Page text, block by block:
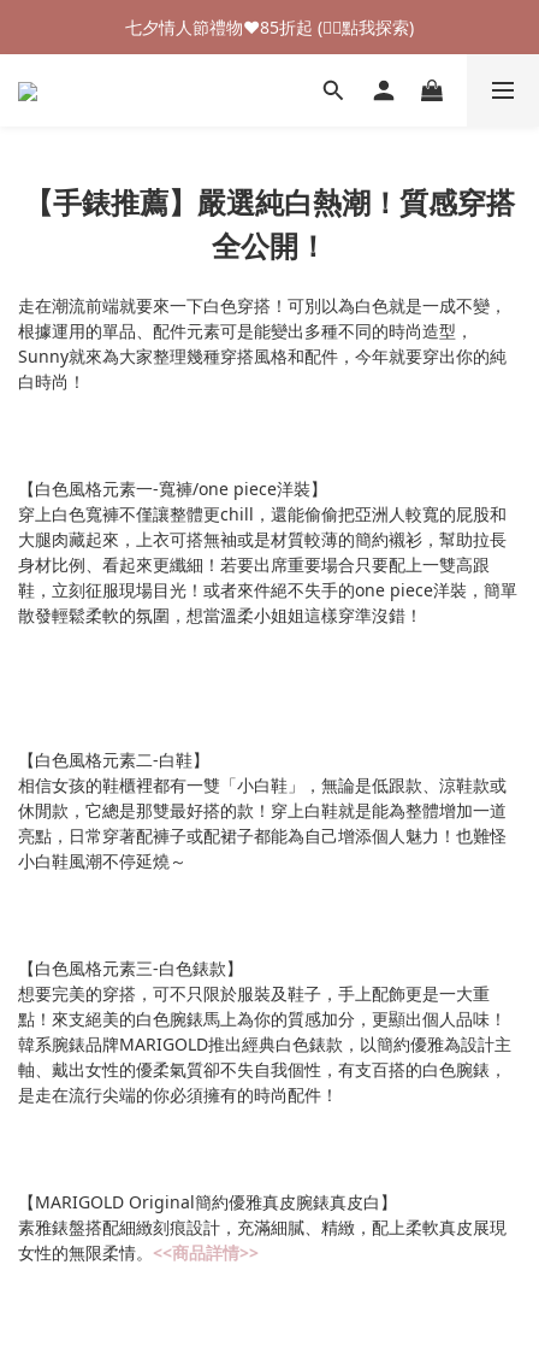
加入新會員領$100購物金💰 (👉🏻點我領取)
七夕情人節禮物❤85折起 (👉🏻點我探索)
加入新會員領$100購物金💰 (👉🏻點我領取)
【手錶推薦】嚴選純白熱潮！質感穿搭
全公開！
走在潮流前端就要來一下白色穿搭！可別以為白色就是一成不變，
根據運用的單品、配件元素可是能變出多種不同的時尚造型，
Sunny就來為大家整理幾種穿搭風格和配件，今年就要穿出你的純
白時尚！
【白色風格元素一-寬褲/one piece洋裝】
穿上白色寬褲不僅讓整體更chill，還能偷偷把亞洲人較寬的屁股和
大腿肉藏起來，上衣可搭無袖或是材質較薄的簡約襯衫，幫助拉長
身材比例、看起來更纖細！若要出席重要場合只要配上一雙高跟
鞋，立刻征服現場目光！或者來件絕不失手的one piece洋裝，簡單
散發輕鬆柔軟的氛圍，想當溫柔小姐姐這樣穿準沒錯！
【白色風格元素二-白鞋】
相信女孩的鞋櫃裡都有一雙「小白鞋」，無論是低跟款、涼鞋款或
休閒款，它總是那雙最好搭的款！穿上白鞋就是能為整體增加一道
亮點，日常穿著配褲子或配裙子都能為自己增添個人魅力！也難怪
小白鞋風潮不停延燒～
【白色風格元素三-白色錶款】
想要完美的穿搭，可不只限於服裝及鞋子，手上配飾更是一大重
點！來支絕美的白色腕錶馬上為你的質感加分，更顯出個人品味！
韓系腕錶品牌MARIGOLD推出經典白色錶款，以簡約優雅為設計主
軸、戴出女性的優柔氣質卻不失自我個性，有支百搭的白色腕錶，
是走在流行尖端的你必須擁有的時尚配件！
【MARIGOLD Original簡約優雅真皮腕錶真皮白】
素雅錶盤搭配細緻刻痕設計，充滿細膩、精緻，配上柔軟真皮展現
女性的無限柔情。 <<商品詳情>>